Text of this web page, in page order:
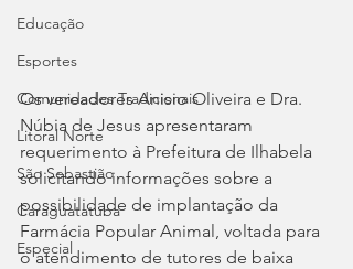
Educação
Esportes
Comunidades Tradicionais
Litoral Norte
São Sebastião
Caraguatatuba
Especial
Os vereadores Anisio Oliveira e Dra.
Núbia de Jesus apresentaram
requerimento à Prefeitura de Ilhabela
solicitando informações sobre a
possibilidade de implantação da
Farmácia Popular Animal, voltada para
o atendimento de tutores de baixa